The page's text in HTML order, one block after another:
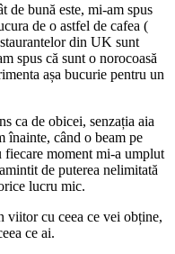
de bună este, mi-am spus
de o astfel de cafea (
din UK sunt
spus că sunt o norocoasă
așa bucurie pentru un
ca de obicei, senzația aia
înainte, când o beam pe
fiecare moment mi-a umplut
de puterea nelimitată
lucru mic.
cu ceea ce vei obține,
ce ai.